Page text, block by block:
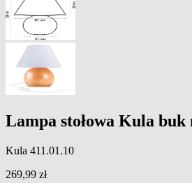
Lampa stołowa Kula
Kula 411.01.10
269,99 zł